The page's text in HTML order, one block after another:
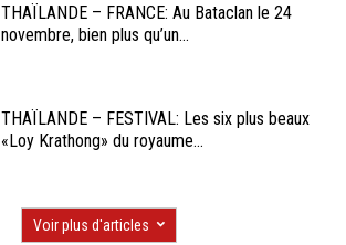
THAÏLANDE – FRANCE: Au Bataclan le 24
novembre, bien plus qu’un...
THAÏLANDE – FESTIVAL: Les six plus beaux
«Loy Krathong» du royaume...
Voir plus d'articles